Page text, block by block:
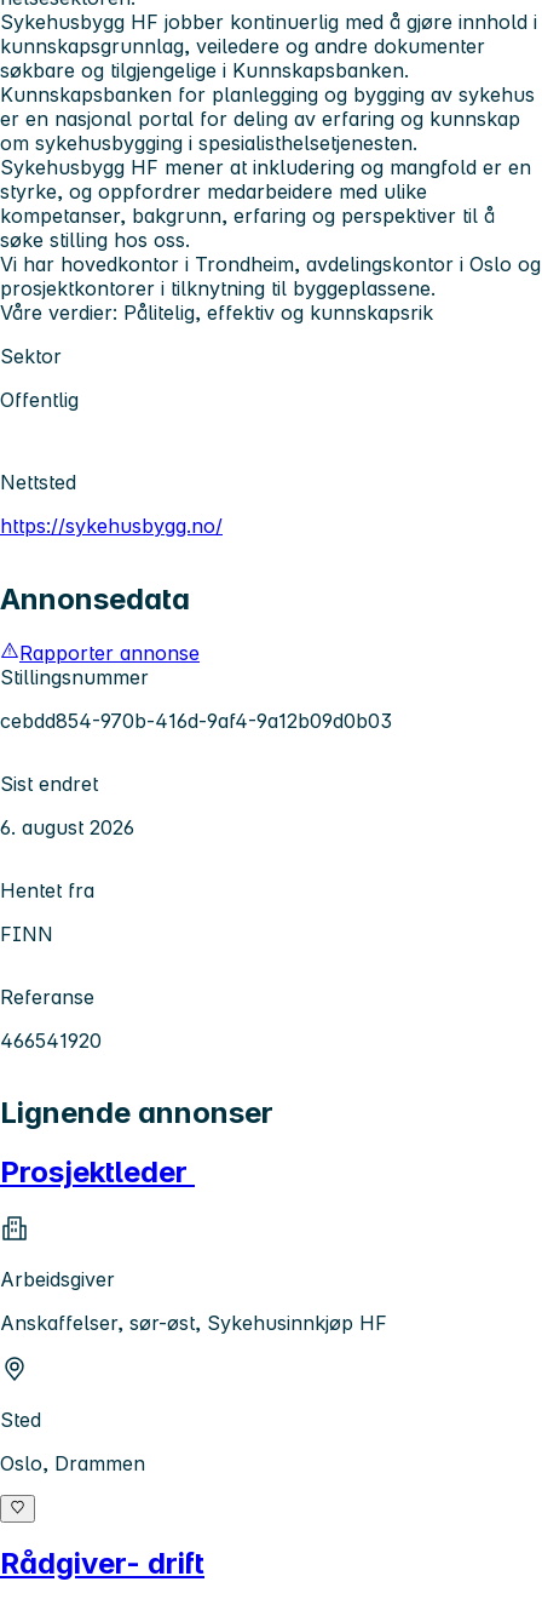
Sykehusbygg HF jobber kontinuerlig med å gjøre innhold i
kunnskapsgrunnlag, veiledere og andre dokumenter
søkbare og tilgjengelige i Kunnskapsbanken.
Kunnskapsbanken for planlegging og bygging av sykehus
er en nasjonal portal for deling av erfaring og kunnskap
om sykehusbygging i spesialisthelsetjenesten.
Sykehusbygg HF mener at inkludering og mangfold er en
styrke, og oppfordrer medarbeidere med ulike
kompetanser, bakgrunn, erfaring og perspektiver til å
søke stilling hos oss.
Vi har hovedkontor i Trondheim, avdelingskontor i Oslo og
prosjektkontorer i tilknytning til byggeplassene.
Våre verdier: Pålitelig, effektiv og kunnskapsrik
Sektor
Offentlig
Nettsted
https://sykehusbygg.no/
Annonsedata
Rapporter annonse
Stillingsnummer
cebdd854-970b-416d-9af4-9a12b09d0b03
Sist endret
6. august 2026
Hentet fra
FINN
Referanse
466541920
Lignende annonser
Prosjektleder
Arbeidsgiver
Anskaffelser, sør-øst, Sykehusinnkjøp HF
Sted
Oslo, Drammen
Rådgiver- drift